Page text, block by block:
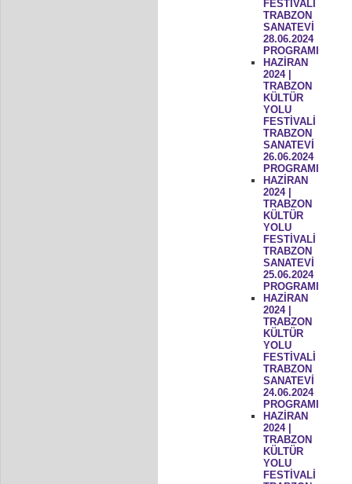
FESTİVALİ
TRABZON
SANATEVİ
28.06.2024
PROGRAMI
HAZİRAN
2024 |
TRABZON
KÜLTÜR
YOLU
FESTİVALİ
TRABZON
SANATEVİ
26.06.2024
PROGRAMI
HAZİRAN
2024 |
TRABZON
KÜLTÜR
YOLU
FESTİVALİ
TRABZON
SANATEVİ
25.06.2024
PROGRAMI
HAZİRAN
2024 |
TRABZON
KÜLTÜR
YOLU
FESTİVALİ
TRABZON
SANATEVİ
24.06.2024
PROGRAMI
HAZİRAN
2024 |
TRABZON
KÜLTÜR
YOLU
FESTİVALİ